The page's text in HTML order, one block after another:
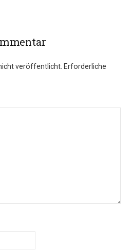
veröffentlicht. Erforderliche